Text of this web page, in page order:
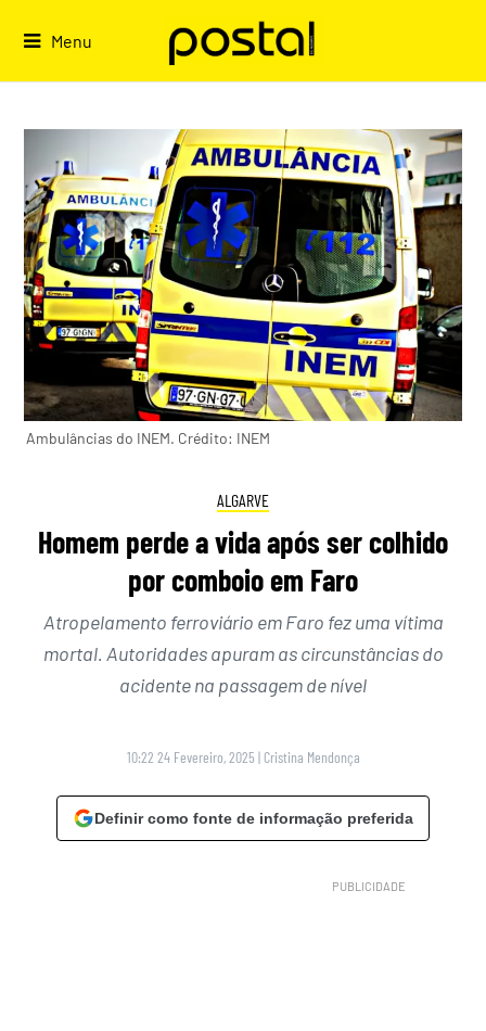
Menu
Ambulâncias do INEM. Crédito: INEM
ALGARVE
Homem perde a vida após ser colhido
por comboio em Faro
Atropelamento ferroviário em Faro fez uma vítima
mortal. Autoridades apuram as circunstâncias do
acidente na passagem de nível
10:22 24 Fevereiro, 2025 | Cristina Mendonça
Definir como fonte de informação preferida